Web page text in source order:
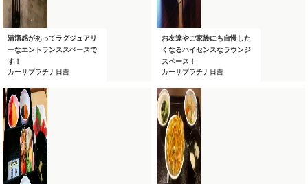
清潔感があってラグジュアリ
ーなエントランススペースで
す！
カーサプラチナ日吉
お友達やご家族にも自慢した
くなるハイセンスなラウンジ
スペース！
カーサプラチナ日吉